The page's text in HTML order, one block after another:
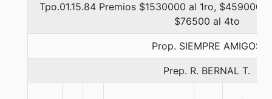
Tpo.01.15.84 Premios $1530000 al 1ro, $459000
$76500 al 4to
Prop. SIEMPRE AMIGOS
Prep. R. BERNAL T.